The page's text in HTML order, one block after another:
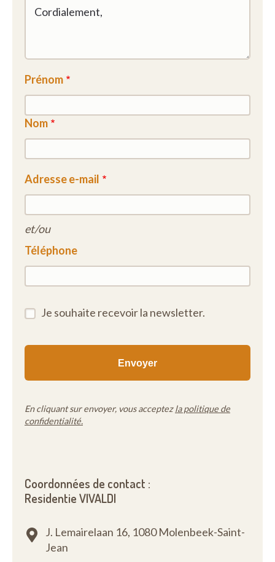
Prénom
Nom
Adresse e-mail
et/ou
Téléphone
Je souhaite recevoir la newsletter.
En cliquant sur envoyer, vous acceptezla politique de
confidentialité.
Coordonnées de contact :
Residentie VIVALDI
J. Lemairelaan 16, 1080 Molenbeek-Saint-
Jean